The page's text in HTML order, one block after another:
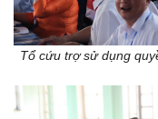
Tổ cứu trợ sử dụng